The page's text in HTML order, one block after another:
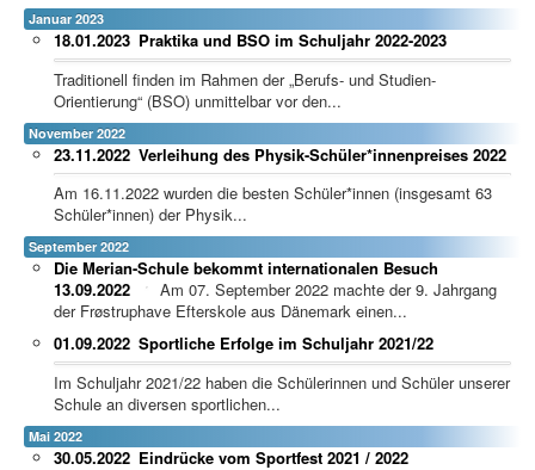
Januar 2023
Praktika und BSO im Schuljahr 2022-2023
18.01.2023
Traditionell finden im Rahmen der „Berufs- und Studien-
Orientierung“ (BSO) unmittelbar vor den...
November 2022
Verleihung des Physik-Schüler*innenpreises 2022
23.11.2022
Am 16.11.2022 wurden die besten Schüler*innen (insgesamt 63
Schüler*innen) der Physik...
September 2022
Die Merian-Schule bekommt internationalen Besuch
13.09.2022
Am 07. September 2022 machte der 9. Jahrgang
der Frøstruphave Efterskole aus Dänemark einen...
Sportliche Erfolge im Schuljahr 2021/22
01.09.2022
Im Schuljahr 2021/22 haben die Schülerinnen und Schüler unserer
Schule an diversen sportlichen...
Mai 2022
Eindrücke vom Sportfest 2021 / 2022
30.05.2022